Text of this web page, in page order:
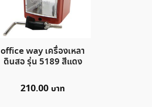
office way เครื่องเหลา
ดินสอ รุ่น 5189 สีแดง
210.00